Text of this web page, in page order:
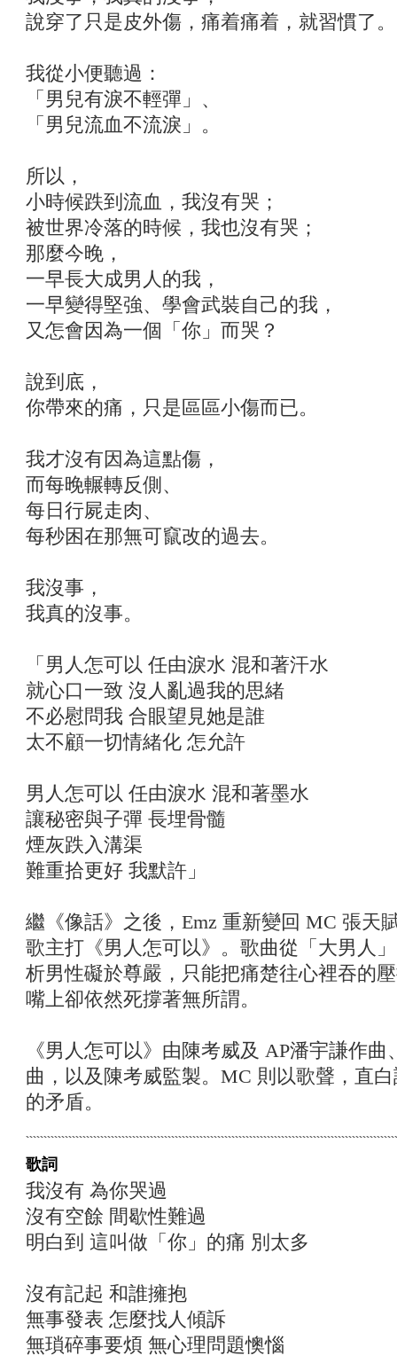
說穿了只是皮外傷，痛着痛着，就習慣了。
我從小便聽過：
「男兒有淚不輕彈」、
「男兒流血不流淚」。
所以，
小時候跌到流血，我沒有哭；
被世界冷落的時候，我也沒有哭；
那麼今晚，
一早長大成男人的我，
一早變得堅強、學會武裝自己的我，
又怎會因為一個「你」而哭？
說到底，
你帶來的痛，只是區區小傷而已。
我才沒有因為這點傷，
而每晚輾轉反側、
每日行屍走肉、
每秒困在那無可竄改的過去。
我沒事，
我真的沒事。
「男人怎可以 任由淚水 混和著汗水
就心口一致 沒人亂過我的思緒
不必慰問我 合眼望見她是誰
太不顧一切情緒化 怎允許
男人怎可以 任由淚水 混和著墨水
讓秘密與子彈 長埋骨髓
煙灰跌入溝渠
難重拾更好 我默許」
繼《像話》之後，Emz 重新變回 MC 張天
歌主打《男人怎可以》。歌曲從「大男人
析男性礙於尊嚴，只能把痛楚往心裡吞的
嘴上卻依然死撐著無所謂。
《男人怎可以》由陳考威及 AP潘宇謙作
曲，以及陳考威監製。MC 則以歌聲，直
的矛盾。
歌詞
我沒有 為你哭過
沒有空餘 間歇性難過
明白到 這叫做「你」的痛 別太多
沒有記起 和誰擁抱
無事發表 怎麼找人傾訴
無瑣碎事要煩 無心理問題懊惱